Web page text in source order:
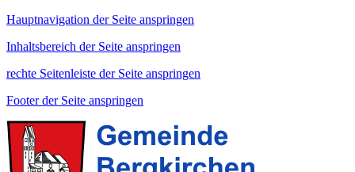
Hauptnavigation der Seite anspringen
Inhaltsbereich der Seite anspringen
rechte Seitenleiste der Seite anspringen
Footer der Seite anspringen